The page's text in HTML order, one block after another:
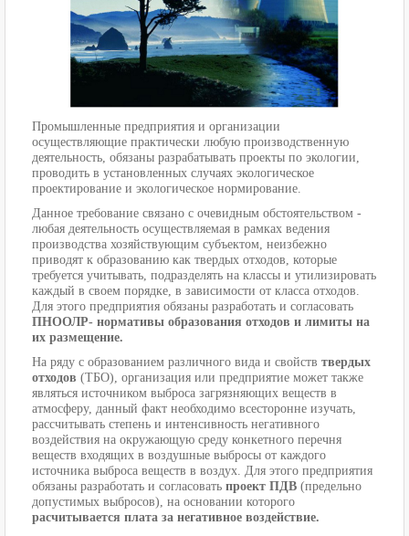
Промышленные предприятия и организации
осуществляющие практически любую производственную
деятельность, обязаны разрабатывать проекты по экологии,
проводить в установленных случаях экологическое
проектирование и экологическое нормирование.
Данное требование связано с очевидным обстоятельством -
любая деятельность осуществляемая в рамках ведения
производства хозяйствующим субъектом, неизбежно
приводят к образованию как твердых отходов, которые
требуется учитывать, подразделять на классы и утилизировать
каждый в своем порядке, в зависимости от класса отходов.
Для этого предприятия обязаны разработать и согласовать
ПНООЛР- нормативы образования отходов и лимиты на
их размещение.
На ряду с образованием различного вида и свойств твердых
отходов (ТБО), организация или предприятие может также
являться источником выброса загрязняющих веществ в
атмосферу, данный факт необходимо всесторонне изучать,
рассчитывать степень и интенсивность негативного
воздействия на окружающую среду конкетного перечня
веществ входящих в воздушные выбросы от каждого
источника выброса веществ в воздух. Для этого предприятия
обязаны разработать и согласовать проект ПДВ (предельно
допустимых выбросов), на основании которого
расчитывается плата за негативное воздействие.